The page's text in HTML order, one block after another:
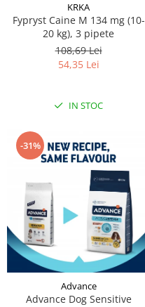
KRKA
Fypryst Caine M 134 mg (10-
20 kg), 3 pipete
108,69 Lei
54,35 Lei
IN STOC
-31%
Advance
Advance Dog Sensitive